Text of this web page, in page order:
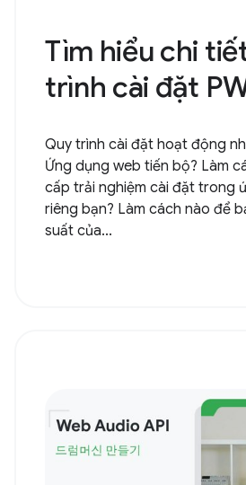
Tìm hiểu chi
trình cài đặt
Quy trình cài đặt hoạt động
Ứng dụng web tiến bộ? Làm
cấp trải nghiệm cài đặt trong
riêng bạn? Làm cách nào để
suất của...